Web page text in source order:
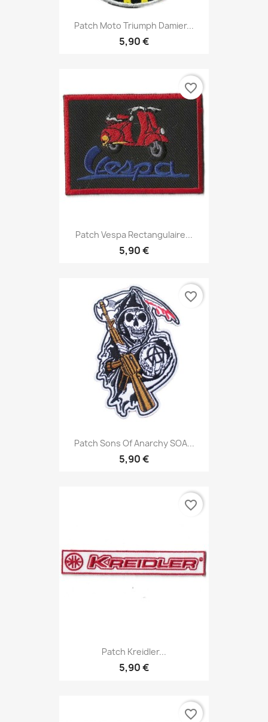
Patch Moto Triumph Damier...
5,90 €
Patch Vespa Rectangulaire...
5,90 €
favorite_border
Patch Sons Of Anarchy SOA...
5,90 €
favorite_border
Patch Kreidler...
5,90 €
favorite_border
favorite_border